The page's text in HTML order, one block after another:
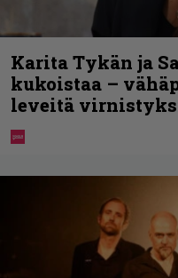
Karita Tykän ja
kukoistaa –
leveitä